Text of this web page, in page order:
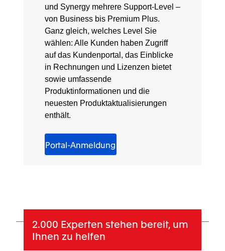
und Synergy mehrere Support-Level –
von Business bis Premium Plus.
Ganz gleich, welches Level Sie
wählen: Alle Kunden haben Zugriff
auf das Kundenportal, das Einblicke
in Rechnungen und Lizenzen bietet
sowie umfassende
Produktinformationen und die
neuesten Produktaktualisierungen
enthält.
Portal-Anmeldung
2.000 Experten stehen bereit, um
Ihnen zu helfen